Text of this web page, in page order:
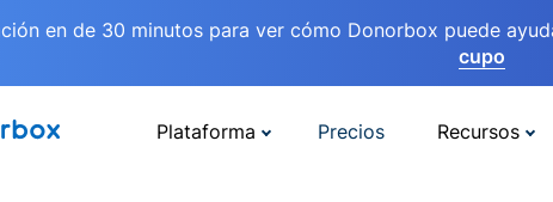
en de 30 minutos para ver cómo Donorbox puede
cupo
Plataforma Precios Recursos